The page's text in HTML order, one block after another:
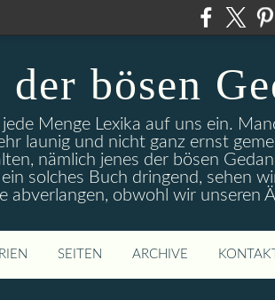
bösen
Menge Lexika auf uns ein.
launig und nicht ganz ernst
nämlich jenes der bösen
solches Buch dringend, sehen
abverlangen, obwohl wir unseren
SEITEN ARCHIVE KONTAKT